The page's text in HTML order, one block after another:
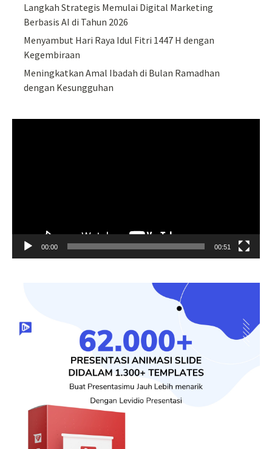
Langkah Strategis Memulai Digital Marketing
Berbasis AI di Tahun 2026
Menyambut Hari Raya Idul Fitri 1447 H dengan
Kegembiraan
Meningkatkan Amal Ibadah di Bulan Ramadhan
dengan Kesungguhan
00:00 00:51